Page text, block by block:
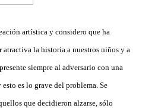
artística y considero que ha
la historia a nuestros niños y a
siempre al adversario con una
es lo grave del problema. Se
que decidieron alzarse, sólo